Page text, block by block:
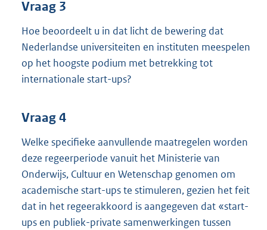
Vraag 3
Hoe beoordeelt u in dat licht de bewering dat
Nederlandse universiteiten en instituten meespelen
op het hoogste podium met betrekking tot
internationale start-ups?
Vraag 4
Welke specifieke aanvullende maatregelen worden
deze regeerperiode vanuit het Ministerie van
Onderwijs, Cultuur en Wetenschap genomen om
academische start-ups te stimuleren, gezien het feit
dat in het regeerakkoord is aangegeven dat «start-
ups en publiek-private samenwerkingen tussen